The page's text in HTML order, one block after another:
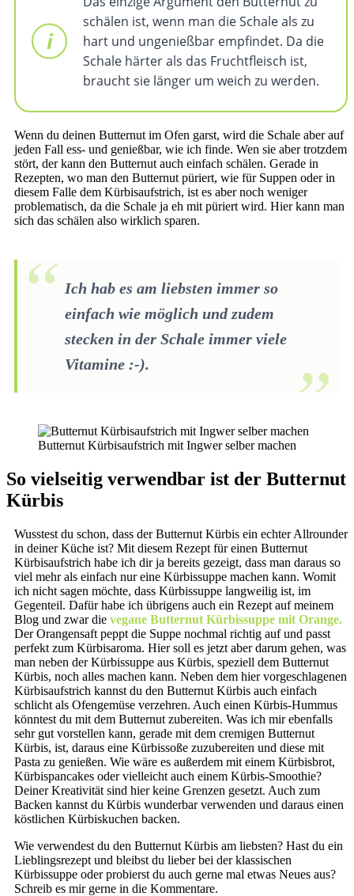
schälen ist, wenn man die Schale als zu
hart und ungenießbar empfindet. Da die
Schale härter als das Fruchtfleisch ist,
braucht sie länger um weich zu werden.
Wenn du deinen Butternut im Ofen garst, wird die Schale aber auf
jeden Fall ess- und genießbar, wie ich finde. Wen sie aber trotzdem
stört, der kann den Butternut auch einfach schälen. Gerade in
Rezepten, wo man den Butternut püriert, wie für Suppen oder in
diesem Falle dem Kürbisaufstrich, ist es aber noch weniger
problematisch, da die Schale ja eh mit püriert wird. Hier kann man
sich das schälen also wirklich sparen.
Ich hab es am liebsten immer so
einfach wie möglich und zudem
stecken in der Schale immer viele
Vitamine :-).
Butternut Kürbisaufstrich mit Ingwer selber machen
So vielseitig verwendbar ist der Butternut
Kürbis
Wusstest du schon, dass der Butternut Kürbis ein echter Allrounder
in deiner Küche ist? Mit diesem Rezept für einen Butternut
Kürbisaufstrich habe ich dir ja bereits gezeigt, dass man daraus so
viel mehr als einfach nur eine Kürbissuppe machen kann. Womit
ich nicht sagen möchte, dass Kürbissuppe langweilig ist, im
Gegenteil. Dafür habe ich übrigens auch ein Rezept auf meinem
Blog und zwar die vegane Butternut Kürbissuppe mit Orange.
Der Orangensaft peppt die Suppe nochmal richtig auf und passt
perfekt zum Kürbisaroma. Hier soll es jetzt aber darum gehen, was
man neben der Kürbissuppe aus Kürbis, speziell dem Butternut
Kürbis, noch alles machen kann. Neben dem hier vorgeschlagenen
Kürbisaufstrich kannst du den Butternut Kürbis auch einfach
schlicht als Ofengemüse verzehren. Auch einen Kürbis-Hummus
könntest du mit dem Butternut zubereiten. Was ich mir ebenfalls
sehr gut vorstellen kann, gerade mit dem cremigen Butternut
Kürbis, ist, daraus eine Kürbissoße zuzubereiten und diese mit
Pasta zu genießen. Wie wäre es außerdem mit einem Kürbisbrot,
Kürbispancakes oder vielleicht auch einem Kürbis-Smoothie?
Deiner Kreativität sind hier keine Grenzen gesetzt. Auch zum
Backen kannst du Kürbis wunderbar verwenden und daraus einen
köstlichen Kürbiskuchen backen.
Wie verwendest du den Butternut Kürbis am liebsten? Hast du ein
Lieblingsrezept und bleibst du lieber bei der klassischen
Kürbissuppe oder probierst du auch gerne mal etwas Neues aus?
Schreib es mir gerne in die Kommentare.